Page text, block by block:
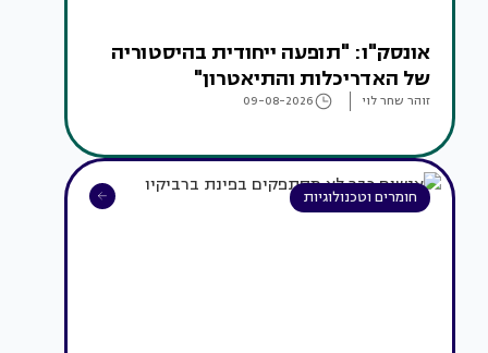
אונסק"ו: "תופעה ייחודית בהיסטוריה
של האדריכלות והתיאטרון"
זוהר שחר לוי 09-08-2026
חומרים וטכנולוגיות